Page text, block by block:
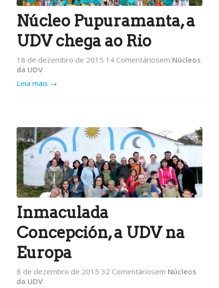
Núcleo Pupuramanta, a
UDV chega ao Rio
18 de dezembro de 2015 14 Comentáriosem Núcleos
da UDV
Leia mais →
Inmaculada
Concepción, a UDV na
Europa
8 de dezembro de 2015 32 Comentáriosem Núcleos
da UDV